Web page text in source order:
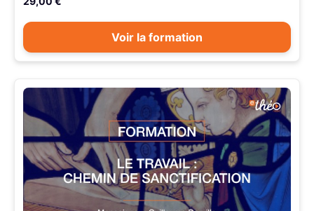
Voir la formation